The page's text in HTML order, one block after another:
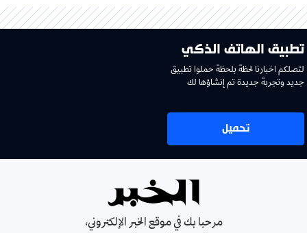
تطبيق الهاتف الذكي
لتصلكم اخبارنا لحظة بلحظة حملوا تطبيق
جديد وتجربة جديدة تم إنشاؤها لك
تحميل
مرحبا بك في موقع الخبر الإلكتروني،